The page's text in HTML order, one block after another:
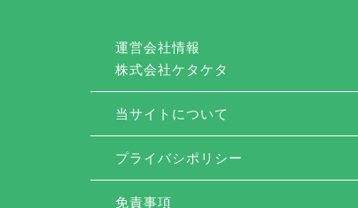
運営会社情報
株式会社ケタケタ
当サイトについて
プライバシポリシー
免責事項